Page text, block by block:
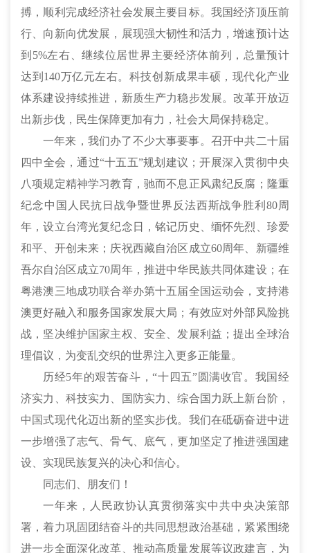
搏，顺利完成经济社会发展主要目标。我国经济顶压前
行、向新向优发展，展现强大韧性和活力，增速预计达
到5%左右、继续位居世界主要经济体前列，总量预计
达到140万亿元左右。科技创新成果丰硕，现代化产业
体系建设持续推进，新质生产力稳步发展。改革开放迈
出新步伐，民生保障更加有力，社会大局保持稳定。
一年来，我们办了不少大事要事。召开中共二十届
四中全会，通过“十五五”规划建议；开展深入贯彻中央
八项规定精神学习教育，驰而不息正风肃纪反腐；隆重
纪念中国人民抗日战争暨世界反法西斯战争胜利80周
年，设立台湾光复纪念日，铭记历史、缅怀先烈、珍爱
和平、开创未来；庆祝西藏自治区成立60周年、新疆维
吾尔自治区成立70周年，推进中华民族共同体建设；在
粤港澳三地成功联合举办第十五届全国运动会，支持港
澳更好融入和服务国家发展大局；有效应对外部风险挑
战，坚决维护国家主权、安全、发展利益；提出全球治
理倡议，为变乱交织的世界注入更多正能量。
历经5年的艰苦奋斗，“十四五”圆满收官。我国经
济实力、科技实力、国防实力、综合国力跃上新台阶，
中国式现代化迈出新的坚实步伐。我们在砥砺奋进中进
一步增强了志气、骨气、底气，更加坚定了推进强国建
设、实现民族复兴的决心和信心。
同志们、朋友们！
一年来，人民政协认真贯彻落实中共中央决策部
署，着力巩固团结奋斗的共同思想政治基础，紧紧围绕
进一步全面深化改革、推动高质量发展等议政建言，为